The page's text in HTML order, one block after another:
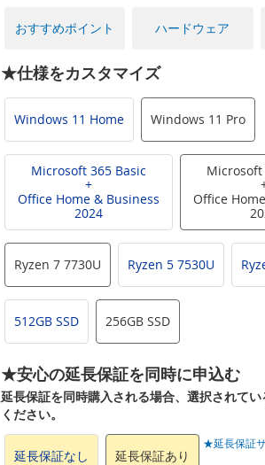
おすすめポイント ハードウェア
★仕様をカスタマイズ
Windows 11 Home Windows 11 Pro
Microsoft 365 Basic
+
Office Home & Business
2024
Microsoft
Office
Ryzen 7 7730U Ryzen 5 7530U
512GB SSD 256GB SSD
★安心の延長保証を同時に申込む
延長保証を同時購入される場合、選択されて
ください。
延長保証なし 延長保証あり
★延長保証